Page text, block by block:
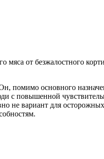
от безжалостного
помимо основного
с повышенной
не вариант для